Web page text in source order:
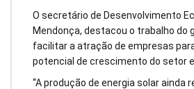
O secretário de Desenvolvimento
Mendonça, destacou o trabalho do
facilitar a atração de empresas
potencial de crescimento do setor
“A produção de energia solar ainda